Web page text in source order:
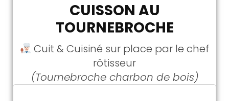
CUISSON AU
TOURNEBROCHE
Cuit & Cuisiné sur place par le chef
rôtisseur
(Tournebroche charbon de bois)